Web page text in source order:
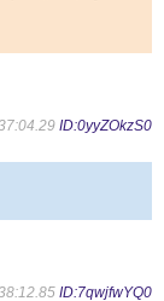
ID:0yyZOkzS0
ID:7qwjfwYQ0